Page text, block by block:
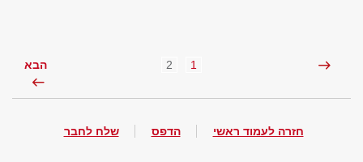
1
2 הבא
חזרה לעמוד ראשי הדפס שלח לחבר